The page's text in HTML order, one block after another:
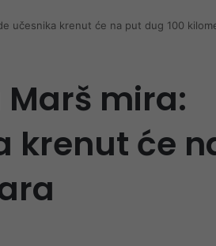
učesnika krenut će na put dug 100
Marš mira:
krenut će